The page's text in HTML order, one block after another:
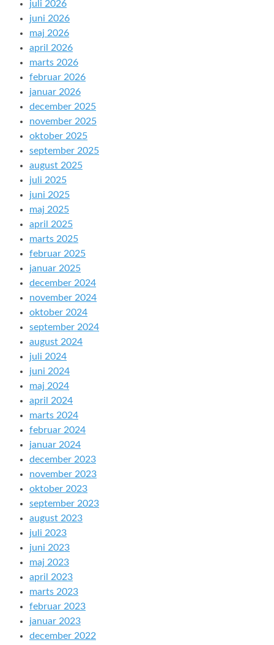
juli 2026
juni 2026
maj 2026
april 2026
marts 2026
februar 2026
januar 2026
december 2025
november 2025
oktober 2025
september 2025
august 2025
juli 2025
juni 2025
maj 2025
april 2025
marts 2025
februar 2025
januar 2025
december 2024
november 2024
oktober 2024
september 2024
august 2024
juli 2024
juni 2024
maj 2024
april 2024
marts 2024
februar 2024
januar 2024
december 2023
november 2023
oktober 2023
september 2023
august 2023
juli 2023
juni 2023
maj 2023
april 2023
marts 2023
februar 2023
januar 2023
december 2022